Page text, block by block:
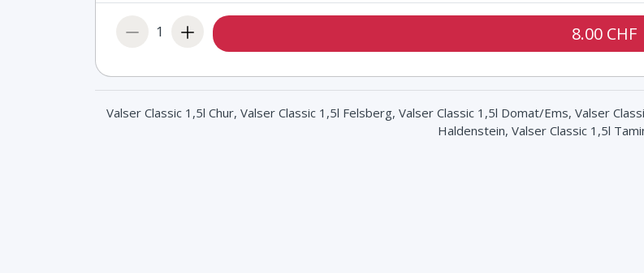
1 8.00 CHF
Valser Classic 1,5l Chur, Valser Classic 1,5l Felsberg, Valser Classic 1,5l Domat/Ems, Valser
Haldenstein, Valser Classic 1,5l